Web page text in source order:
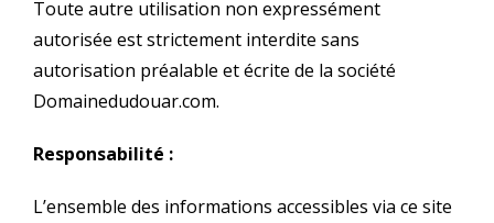
Toute autre utilisation non expressément
autorisée est strictement interdite sans
autorisation préalable et écrite de la société
Domainedudouar.com.
Responsabilité :
L’ensemble des informations accessibles via ce site